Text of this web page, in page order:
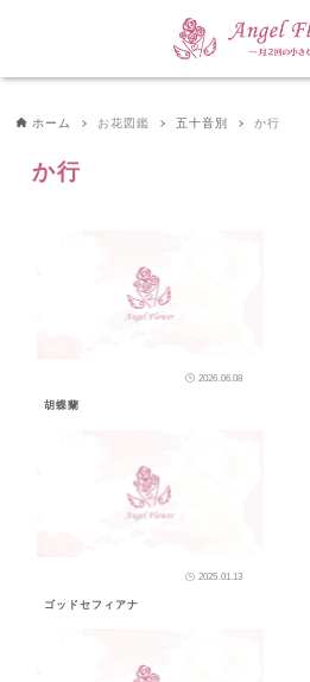
ホーム お花図鑑 五十音別 か行
か行
胡蝶蘭
2026.06.08
ゴッドセフィアナ
2025.01.13